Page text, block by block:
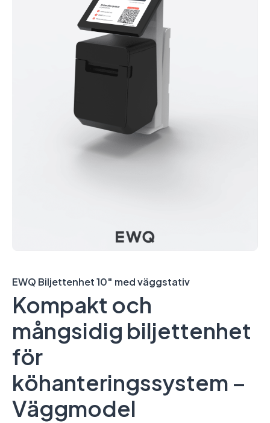
EWQ Biljettenhet 10″ med väggstativ
Kompakt och
mångsidig biljettenhet
för
köhanteringssystem –
Väggmodel